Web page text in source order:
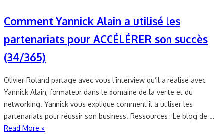
Comment Yannick Alain a utilisé les
partenariats pour ACCÉLÉRER son succès
(34/365)
Olivier Roland partage avec vous l’interview qu’il a réalisé avec
Yannick Alain, formateur dans le domaine de la vente et du
networking. Yannick vous explique comment il a utiliser les
partenariats pour réussir son business. Ressources : Le blog de …
Read More »